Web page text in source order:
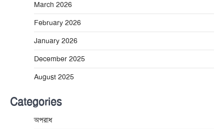
March 2026
February 2026
January 2026
December 2025
August 2025
Categories
অপরাধ